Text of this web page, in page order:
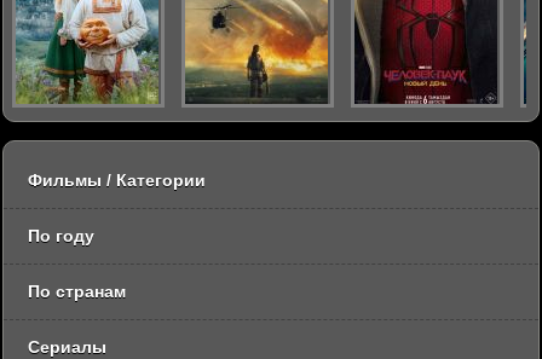
Фильмы / Категории
По году
По странам
Сериалы